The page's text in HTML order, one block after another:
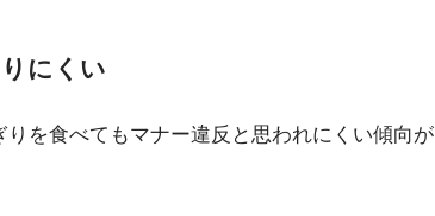
にくい
を食べてもマナー違反と思われにくい傾向が